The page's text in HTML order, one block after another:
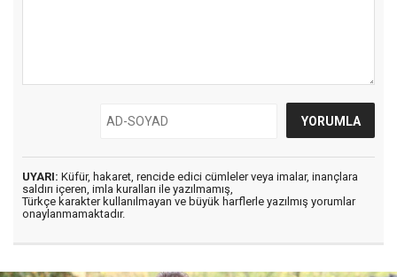
UYARI: Küfür, hakaret, rencide edici cümleler veya imalar, inançlara
saldırı içeren, imla kuralları ile yazılmamış,
Türkçe karakter kullanılmayan ve büyük harflerle yazılmış yorumlar
onaylanmamaktadır.